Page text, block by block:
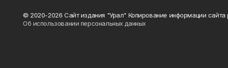
© 2020-2026 Сайт издания "Урал" Копирование информации
Об использовании персональных данных